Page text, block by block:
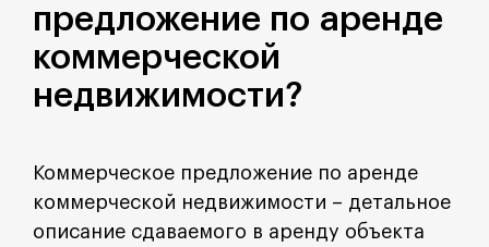
предложение по аренде
коммерческой
недвижимости?
Коммерческое предложение по аренде
коммерческой недвижимости – детальное
описание сдаваемого в аренду объекта